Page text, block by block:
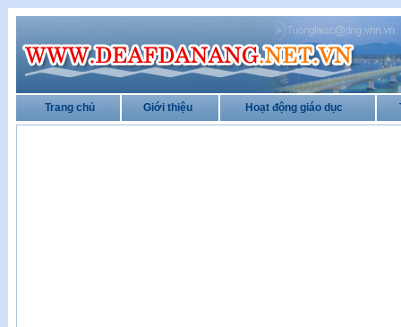
Trang chủ Giới thiệu Hoạt động giáo dục